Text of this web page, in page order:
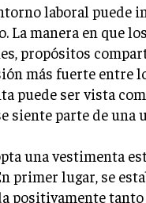
laboral puede
La manera en que
propósitos
más fuerte entre
puede ser vista
siente parte de una
una vestimenta
primer lugar, se
positivamente